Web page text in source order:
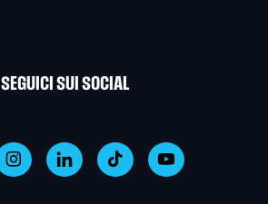
SEGUICI SUI SOCIAL